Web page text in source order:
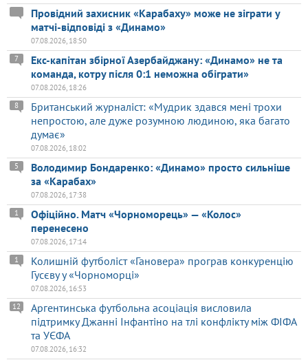
Провідний захисник «Карабаху» може не зіграти у
матчі-відповіді з «Динамо»
07.08.2026, 18:50
Екс-капітан збірної Азербайджану: «Динамо» не та
команда, котру після 0:1 неможна обіграти»
7
07.08.2026, 18:26
Британський журналіст: «Мудрик здався мені трохи
непростою, але дуже розумною людиною, яка багато
думає»
8
07.08.2026, 18:02
Володимир Бондаренко: «Динамо» просто сильніше
за «Карабах»
5
07.08.2026, 17:38
Офіційно. Матч «Чорноморець» — «Колос»
перенесено
1
07.08.2026, 17:14
Колишній футболіст «Гановера» програв конкуренцію
Гусєву у «Чорноморці»
1
07.08.2026, 16:53
Аргентинська футбольна асоціація висловила
підтримку Джанні Інфантіно на тлі конфлікту між ФІФА
та УЄФА
12
07.08.2026, 16:32